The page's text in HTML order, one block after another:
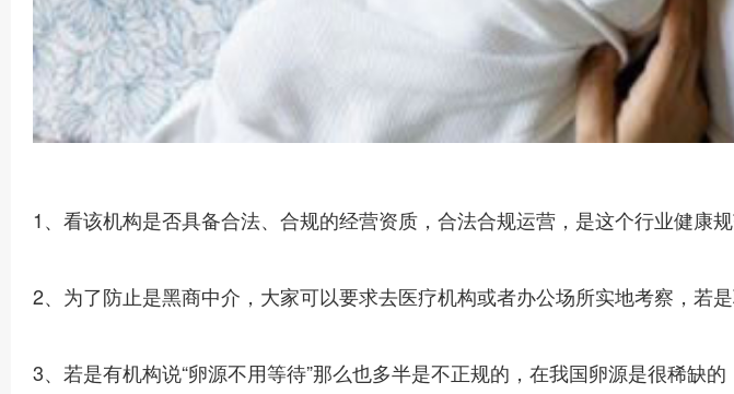
1、看该机构是否具备合法、合规的经营资质，合法合规运营，是这个行业健康规
2、为了防止是黑商中介，大家可以要求去医疗机构或者办公场所实地考察，若
3、若是有机构说“卵源不用等待”那么也多半是不正规的，在我国卵源是很稀缺